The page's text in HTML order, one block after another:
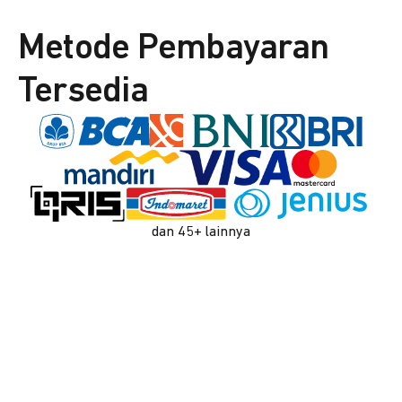
Metode Pembayaran
Tersedia
dan 45+ lainnya